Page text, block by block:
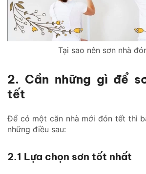
Tại sao nên sơn nhà
2. Cần những gì để
tết
Để có một căn nhà mới đón tết thì
những điều sau:
2.1 Lựa chọn sơn tốt nhất